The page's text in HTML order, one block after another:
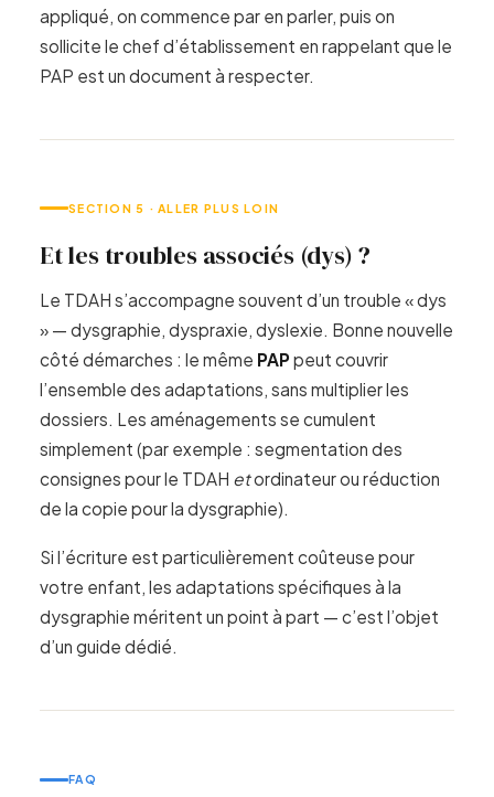
appliqué, on commence par en parler, puis on
sollicite le chef d’établissement en rappelant que le
PAP est un document à respecter.
SECTION 5 · ALLER PLUS LOIN
Et les troubles associés (dys) ?
Le TDAH s’accompagne souvent d’un trouble « dys
» — dysgraphie, dyspraxie, dyslexie. Bonne nouvelle
côté démarches : le même PAP peut couvrir
l’ensemble des adaptations, sans multiplier les
dossiers. Les aménagements se cumulent
simplement (par exemple : segmentation des
consignes pour le TDAH etordinateur ou réduction
de la copie pour la dysgraphie).
Si l’écriture est particulièrement coûteuse pour
votre enfant, les adaptations spécifiques à la
dysgraphie méritent un point à part — c’est l’objet
d’un guide dédié.
FAQ